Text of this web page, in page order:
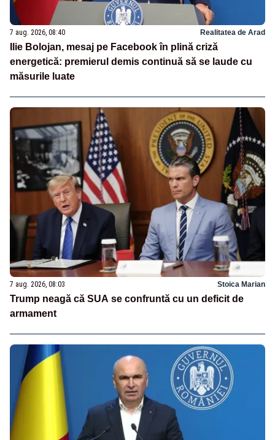
7 aug. 2026, 08:40 Realitatea de Arad
Ilie Bolojan, mesaj pe Facebook în plină criză
energetică: premierul demis continuă să se laude cu
măsurile luate
7 aug. 2026, 08:03 Stoica Marian
Trump neagă că SUA se confruntă cu un deficit de
armament